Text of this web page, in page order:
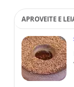
APROVEITE E